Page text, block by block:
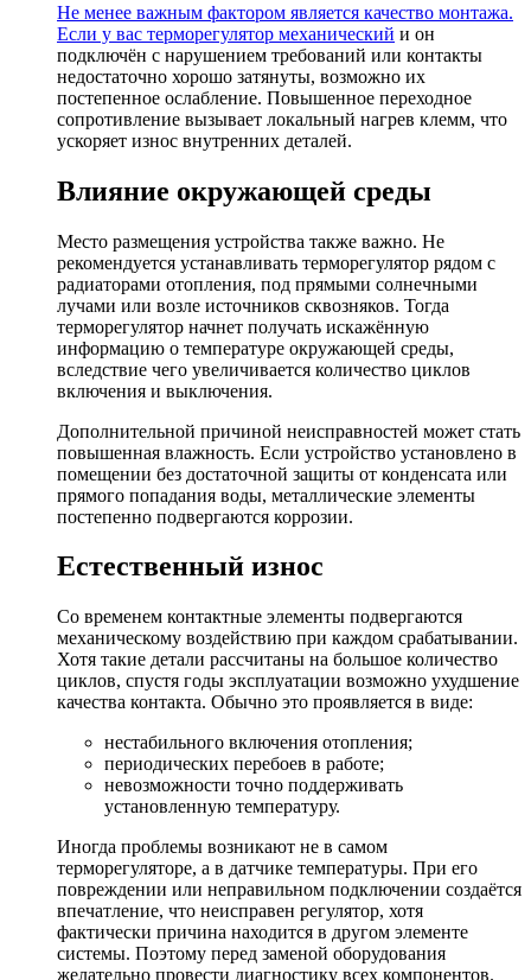
Не менее важным фактором является качество монтажа.
Если у вас терморегулятор механический и он
подключён с нарушением требований или контакты
недостаточно хорошо затянуты, возможно их
постепенное ослабление. Повышенное переходное
сопротивление вызывает локальный нагрев клемм, что
ускоряет износ внутренних деталей.
Влияние окружающей среды
Место размещения устройства также важно. Не
рекомендуется устанавливать терморегулятор рядом с
радиаторами отопления, под прямыми солнечными
лучами или возле источников сквозняков. Тогда
терморегулятор начнет получать искажённую
информацию о температуре окружающей среды,
вследствие чего увеличивается количество циклов
включения и выключения.
Дополнительной причиной неисправностей может стать
повышенная влажность. Если устройство установлено в
помещении без достаточной защиты от конденсата или
прямого попадания воды, металлические элементы
постепенно подвергаются коррозии.
Естественный износ
Со временем контактные элементы подвергаются
механическому воздействию при каждом срабатывании.
Хотя такие детали рассчитаны на большое количество
циклов, спустя годы эксплуатации возможно ухудшение
качества контакта. Обычно это проявляется в виде:
нестабильного включения отопления;
периодических перебоев в работе;
невозможности точно поддерживать
установленную температуру.
Иногда проблемы возникают не в самом
терморегуляторе, а в датчике температуры. При его
повреждении или неправильном подключении создаётся
впечатление, что неисправен регулятор, хотя
фактически причина находится в другом элементе
системы. Поэтому перед заменой оборудования
желательно провести диагностику всех компонентов.